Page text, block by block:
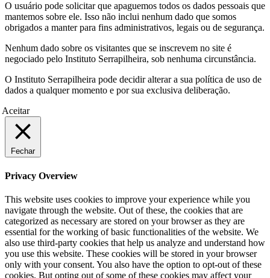
O usuário pode solicitar que apaguemos todos os dados pessoais que
mantemos sobre ele. Isso não inclui nenhum dado que somos
obrigados a manter para fins administrativos, legais ou de segurança.
Nenhum dado sobre os visitantes que se inscrevem no site é
negociado pelo Instituto Serrapilheira, sob nenhuma circunstância.
O Instituto Serrapilheira pode decidir alterar a sua política de uso de
dados a qualquer momento e por sua exclusiva deliberação.
Aceitar
Fechar
Privacy Overview
This website uses cookies to improve your experience while you
navigate through the website. Out of these, the cookies that are
categorized as necessary are stored on your browser as they are
essential for the working of basic functionalities of the website. We
also use third-party cookies that help us analyze and understand how
you use this website. These cookies will be stored in your browser
only with your consent. You also have the option to opt-out of these
cookies. But opting out of some of these cookies may affect your